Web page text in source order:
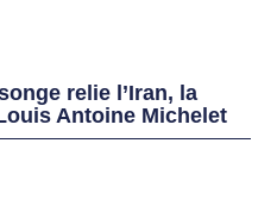
relie l’Iran, la
Antoine Michelet